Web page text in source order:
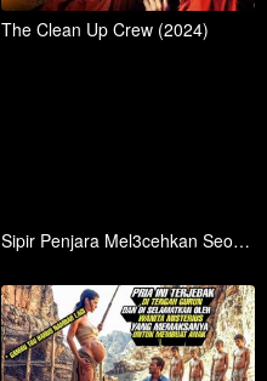
The Clean Up Crew (2024)
Sipir Penjara Mel3cehkan Seorang Wanita Tanpa Tau Suaminya Jenderal Pasukan Khusus Yang Dihormati